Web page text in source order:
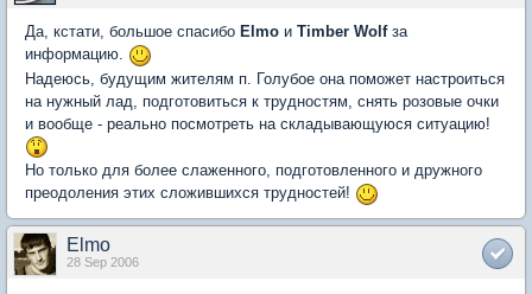
Да, кстати, большое спасибо Elmo и Timber Wolfза
информацию.
Надеюсь, будущим жителям п. Голубое она поможет настроиться
на нужный лад, подготовиться к трудностям, снять розовые очки
и вообще - реально посмотреть на складывающуюся ситуацию!
Но только для более слаженного, подготовленного и дружного
преодоления этих сложившихся трудностей!
Elmo
28 Sep 2006